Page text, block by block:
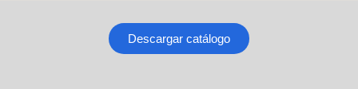
Descargar catálogo